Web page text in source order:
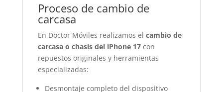
Proceso de cambio de
carcasa
En Doctor Móviles realizamos el cambio de
carcasa o chasis del iPhone 17con
repuestos originales y herramientas
especializadas:
Desmontaje completo del dispositivo